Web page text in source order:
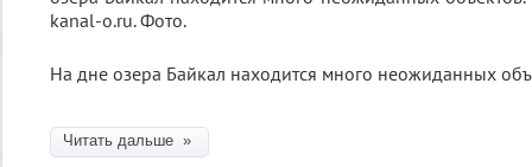
На дне озера Байкал находится много неожиданных
Читать дальше »